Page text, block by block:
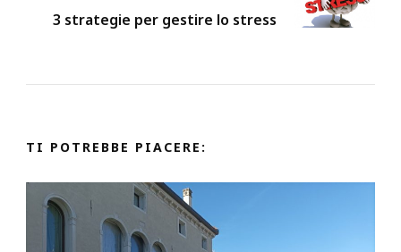
3 strategie per gestire lo stress
TI POTREBBE PIACERE: